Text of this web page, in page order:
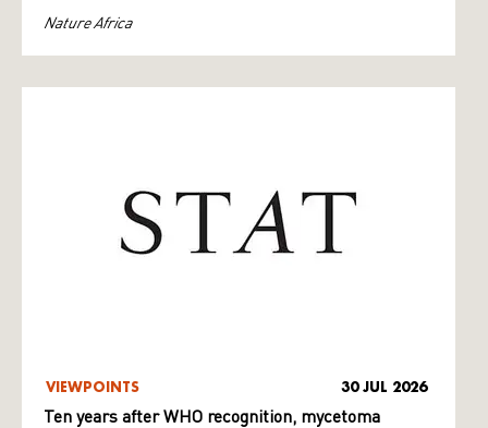
Nature Africa
VIEWPOINTS 30 JUL 2026
Ten years after WHO recognition, mycetoma